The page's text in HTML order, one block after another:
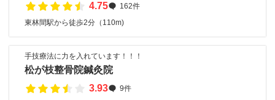
4.75
162件
東林間駅から徒歩2分（110m)
手技療法に力を入れています！！！
松が枝整骨院鍼灸院
3.93
9件